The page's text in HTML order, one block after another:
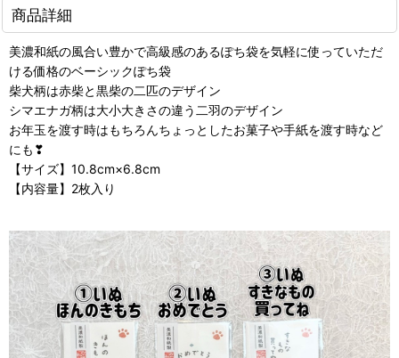
商品詳細
美濃和紙の風合い豊かで高級感のあるぽち袋を気軽に使っていただ
ける価格のベーシックぽち袋
柴犬柄は赤柴と黒柴の二匹のデザイン
シマエナガ柄は大小大きさの違う二羽のデザイン
お年玉を渡す時はもちろんちょっとしたお菓子や手紙を渡す時など
にも❣
【サイズ】10.8cm×6.8cm
【内容量】2枚入り